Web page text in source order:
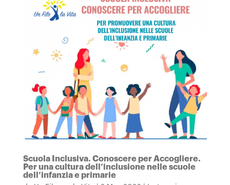
Scuola Inclusiva. Conoscere per Accogliere.
Per una cultura dell’inclusione nelle scuole
dell’infanzia e primarie